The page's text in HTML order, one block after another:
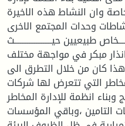
وان النشاط هذه الاخيرة
وحدات المجتمع الاخرى
طبيعيين حيـــــــــــــــــــــث
مبكر في مواجهة مختلف
كان من خلال التطرق الى
التي تتعرض لها شركات
انظمة للإدارة المخاطر
التامين ،وباقي المؤسسات